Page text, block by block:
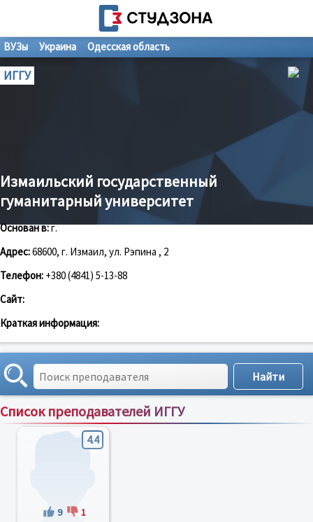
ВУЗы Украина Одесская область
ИГГУ
Измаильский государственный
гуманитарный университет
Основан в:г.
Адрес:68600, г. Измаил, ул. Рэпина , 2
Телефон: +380 (4841) 5-13-88
Сайт:
Краткая информация:
Список преподавателей ИГГУ
Сортировка по:имени;рейтингу;отзывам
4.4
9 1